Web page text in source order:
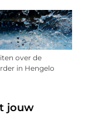
over de
in Hengelo
jouw